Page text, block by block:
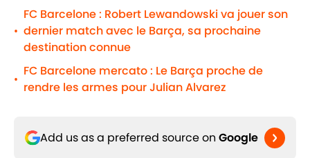
•
FC Barcelone : Robert Lewandowski va jouer son
dernier match avec le Barça, sa prochaine
destination connue
•
FC Barcelone mercato : Le Barça proche de
rendre les armes pour Julian Alvarez
Add us as a preferred source on Google